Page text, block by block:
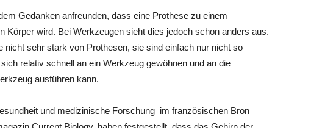
Gedanken anfreunden, dass eine Prothese zu einem
Körper wird. Bei Werkzeugen sieht dies jedoch schon anders aus.
nicht sehr stark von Prothesen, sie sind einfach nur nicht so
relativ schnell an ein Werkzeug gewöhnen und an die
ausführen kann.
und medizinische Forschung im französischen Bron